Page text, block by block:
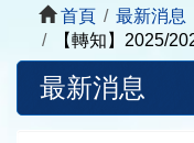
首頁
最新消息
【轉知】2025/
最新消息